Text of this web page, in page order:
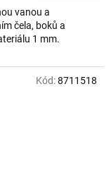
vanou a
čela, boků a
1 mm.
Kód:8711518